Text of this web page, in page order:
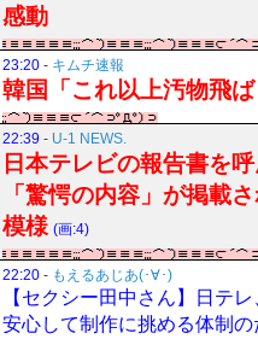
感動
23:20 - キムチ速報
韓国「これ以上汚物飛ば
22:39 - U-1 NEWS.
日本テレビの報告書を
「驚愕の内容」が掲載
模様 (画:4)
22:20 - もえるあじあ(･∀･)
【セクシー田中さん】日テ
安心して制作に挑める体制